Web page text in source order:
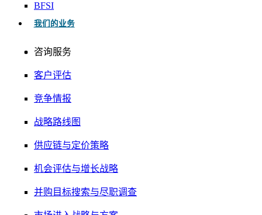
BFSI
我们的业务
咨询服务
客户评估
竞争情报
战略路线图
供应链与定价策略
机会评估与增长战略
并购目标搜索与尽职调查